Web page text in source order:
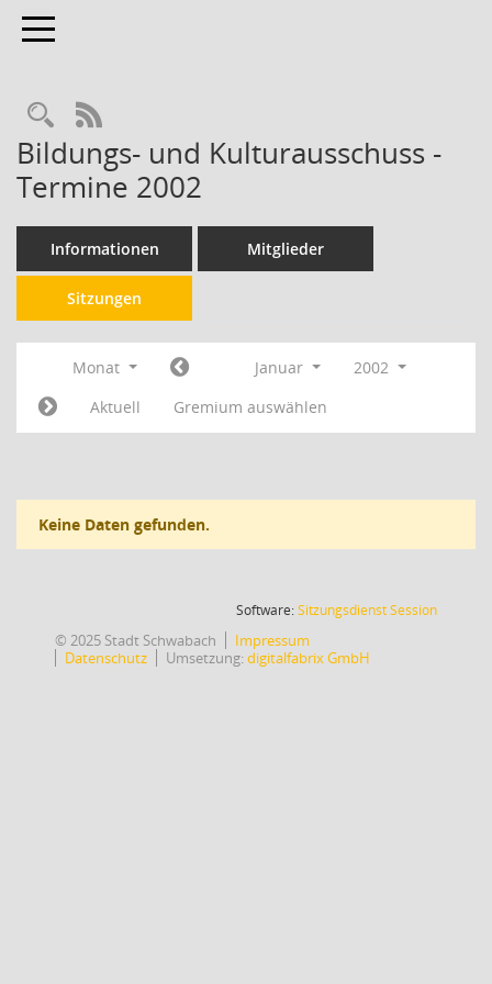
Toggle navigation
RSS-Feed
Bildungs- und Kulturausschuss -
Termine 2002
Informationen Mitglieder
Sitzungen
Monat Januar
2002
Aktuell
Gremium auswählen
Keine Daten gefunden.
Software:SitzungsdienstSession(Wird in
© 2025 Stadt Schwabach
Impressum
Datenschutz
Umsetzung:digitalfabrix GmbH